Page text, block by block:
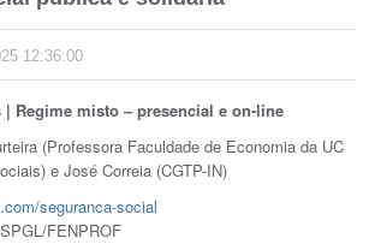
12:36:00
| Regime misto – presencial e on-line
(Professora Faculdade de Economia da UC
e José Correia (CGTP-IN)
seguranca-social
FENPROF